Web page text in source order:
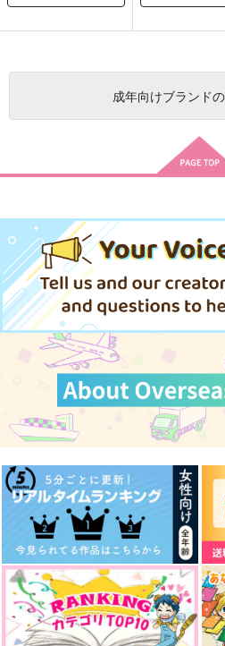
成年向けブランド